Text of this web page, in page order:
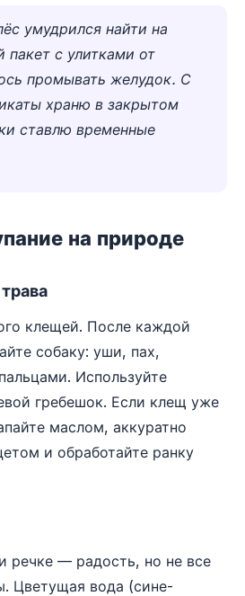
умудрился найти на
пакет с улитками от
промывать желудок. С
храню в закрытом
ставлю временные
на природе
клещей. После каждой
собаку: уши, пах,
Используйте
гребешок. Если клещ уже
маслом, аккуратно
и обработайте ранку
речке — радость, но не все
Цветущая вода (сине-